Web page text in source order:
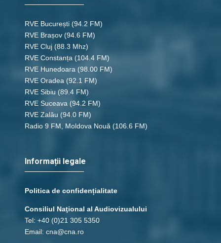
RVE București (94.2 FM)
RVE Brașov (94.6 FM)
RVE Cluj (88.3 Mhz)
RVE Constanța (104.4 FM)
RVE Hunedoara (98.00 FM)
RVE Oradea (92.1 FM)
RVE Sibiu (89.4 FM)
RVE Suceava (94.2 FM)
RVE Zalău (94.0 FM)
Radio 9 FM, Moldova Nouă (106.6 FM)
Informații legale
Politica de confidențialitate
Consiliul Naţional al Audiovizualului
Tel: +40 (0)21 305 5350
Email: cna@cna.ro